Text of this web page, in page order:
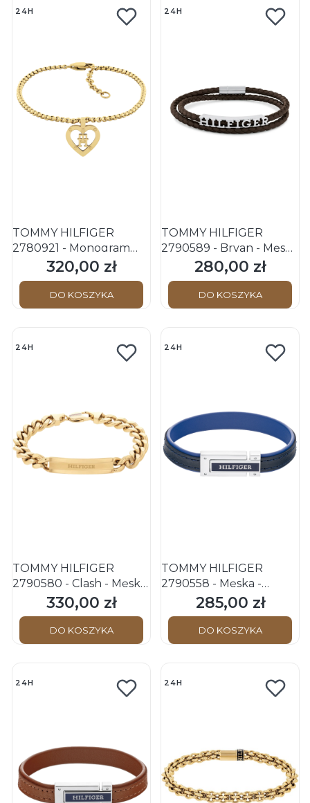
24H
TOMMY HILFIGER
2780921 - Monogram
Heart - Damska -
Bransoletka ze stali
nierdzewnej - Złota
Cena
320,00 zł
DO KOSZYKA
24H
TOMMY HILFIGER
2790589 - Bryan - Męska
- Bransoletka skórzana -
Brązowa
Cena
280,00 zł
DO KOSZYKA
24H
TOMMY HILFIGER
2790580 - Clash - Męska
- Bransoletka ze stali
nierdzewnej - Złota
Cena
330,00 zł
DO KOSZYKA
24H
TOMMY HILFIGER
2790558 - Męska -
Bransoletka skórzana -
Czarny/Niebieski
Cena
285,00 zł
DO KOSZYKA
24H 24H